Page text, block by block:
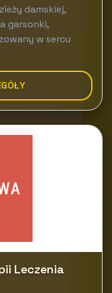
damskiej,
garsonki,
w sercu
Leczenia